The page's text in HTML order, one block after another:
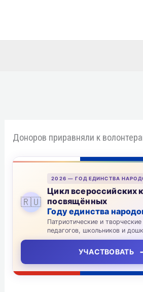
Доноров приравняли к
🇷🇺
2026 — ГОД ЕДИНСТВА
Цикл всероссийских
посвящённых
Году единства
Патриотические и
педагогов, школьников и
УЧАСТВОВАТЬ